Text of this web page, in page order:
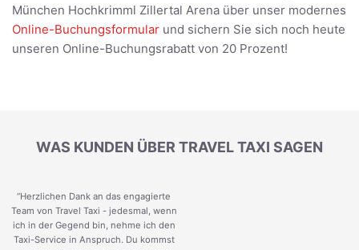
München Hochkrimml Zillertal Arena über unser modernes
Online-Buchungsformular und sichern Sie sich noch heute
unseren Online-Buchungsrabatt von 20 Prozent!
WAS KUNDEN ÜBER TRAVEL TAXI SAGEN
“Herzlichen Dank an das engagierte
Team von Travel Taxi - jedesmal, wenn
ich in der Gegend bin, nehme ich den
Taxi-Service in Anspruch. Du kommst